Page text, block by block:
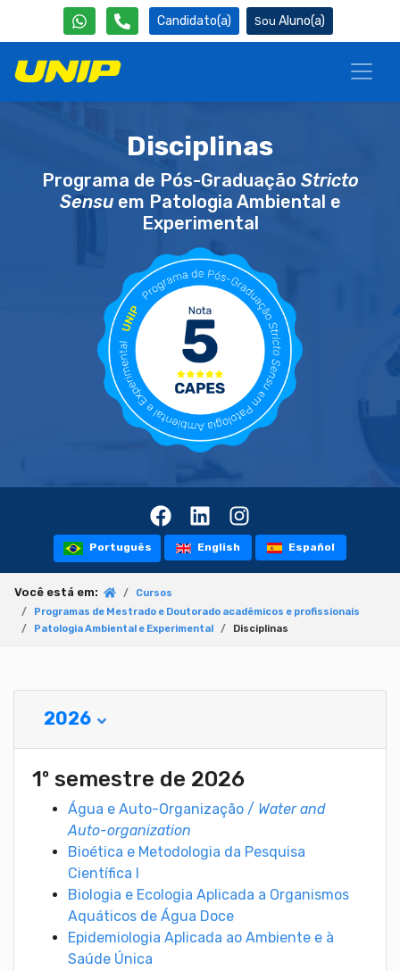
Candidato(a) Aluno(a)
Disciplinas
Programa de Pós-Graduação Stricto
Sensuem Patologia Ambiental e
Experimental
Português English Español
Você está em:
Cursos
Programas de Mestrado e Doutorado acadêmicos e profissionais
Patologia Ambiental e Experimental
Disciplinas
2026
1º semestre de 2026
Água e Auto-Organização / Water and
Auto-organization
Bioética e Metodologia da Pesquisa
Científica I
Biologia e Ecologia Aplicada a Organismos
Aquáticos de Água Doce
Epidemiologia Aplicada ao Ambiente e à
Saúde Única